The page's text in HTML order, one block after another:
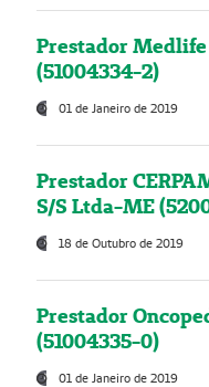
Prestador Medlife
(51004334-2)
01 de Janeiro de 2019
Prestador
S/S Ltda-ME
18 de Outubro de 2019
Prestador
(51004335-0)
01 de Janeiro de 2019